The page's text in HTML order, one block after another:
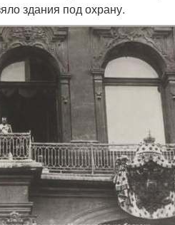
здания под охрану.